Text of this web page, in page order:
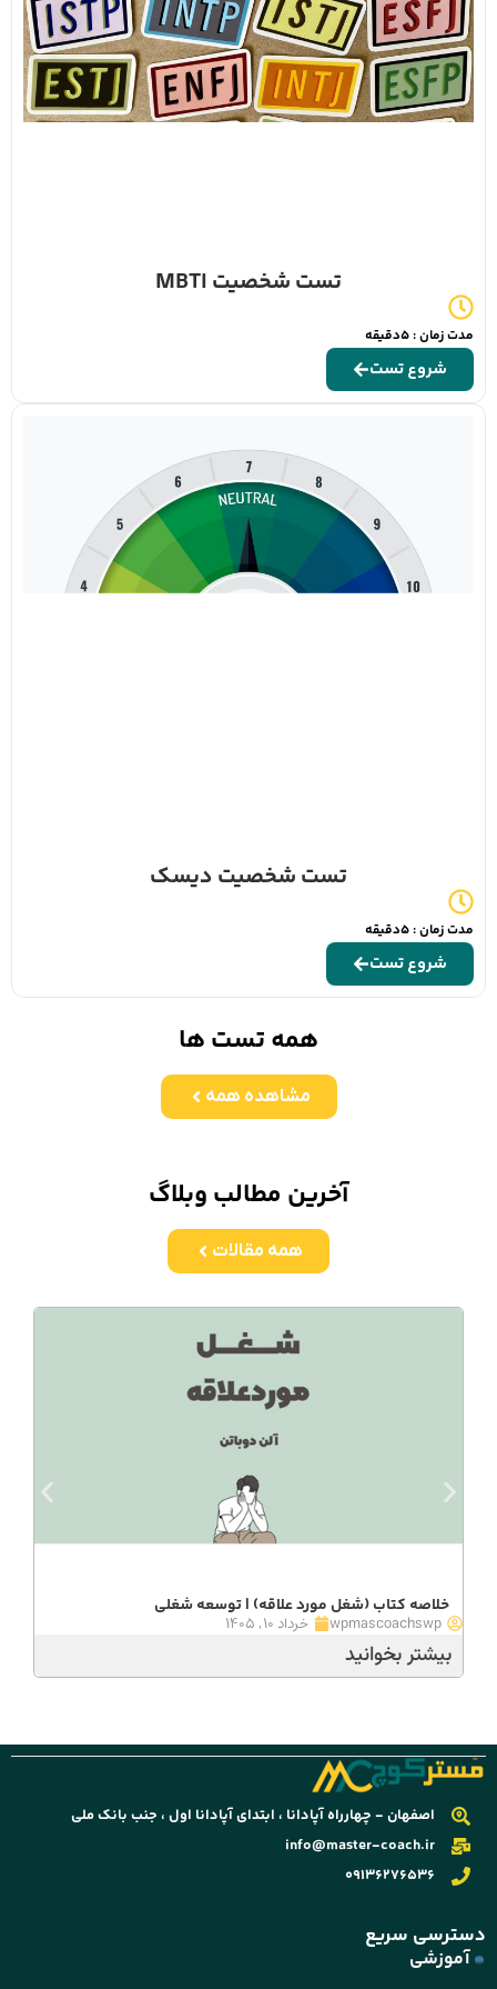
تست شخصیت MBTI
مدت زمان : 5دقیقه
شروع تست
تست شخصیت دیسک
مدت زمان : 5دقیقه
شروع تست
همه تست ها
مشاهده همه
آخرین مطالب وبلاگ
همه مقالات
خلاصه کتاب (شغل مورد علاقه) | توسعه شغلی
wpmascoachswp خرداد ۱۰, ۱۴۰۵
بیشتر بخوانید
اصفهان - چهارراه آپادانا ، ابتدای آپادانا اول ، جنب بانک ملی
info@master-coach.ir
09136276536
دسترسی سریع
آموزشی